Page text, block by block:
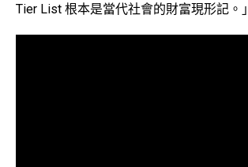
Tier List 根本是當代社會的財富現形記。」